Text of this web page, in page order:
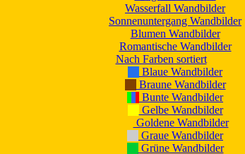
Wasserfall Wandbilder
Sonnenuntergang Wandbilder
Blumen Wandbilder
Romantische Wandbilder
Nach Farben sortiert
Blaue Wandbilder
Braune Wandbilder
Bunte Wandbilder
Gelbe Wandbilder
Goldene Wandbilder
Graue Wandbilder
Grüne Wandbilder